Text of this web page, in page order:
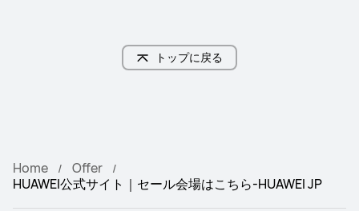
トップに戻る
Home
Offer
HUAWEI公式サイト｜セール会場はこちら-HUAWEI JP